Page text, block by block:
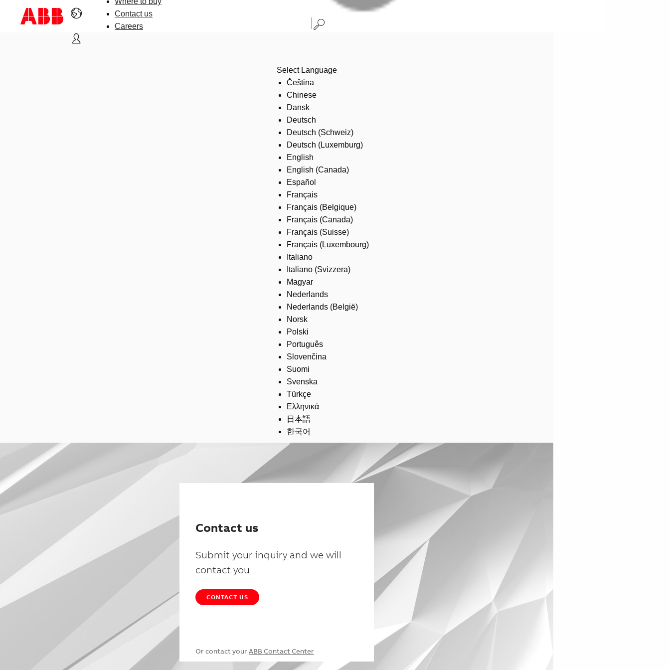
Contact us
Careers
Select Language
Čeština
Chinese
Dansk
Deutsch
Deutsch (Schweiz)
Deutsch (Luxemburg)
English
English (Canada)
Español
Français
Français (Belgique)
Français (Canada)
Français (Suisse)
Français (Luxembourg)
Italiano
Italiano (Svizzera)
Magyar
Nederlands
Nederlands (België)
Norsk
Polski
Português
Slovenčina
Suomi
Svenska
Türkçe
Ελληνικά
日本語
한국어
Contact us
Submit your inquiry and we will
contact you
CONTACT US
Or contact your ABB Contact Center